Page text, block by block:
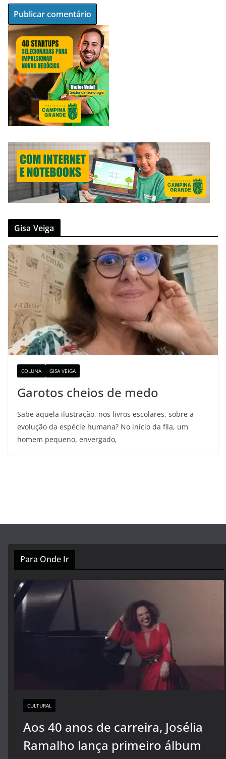
Gisa Veiga
COLUNA GISA VEIGA
Garotos cheios de medo
Sabe aquela ilustração, nos livros escolares, sobre a
evolução da espécie humana? No início da fila, um
homem pequeno, envergado,
Para Onde Ir
CULTURAL
Aos 40 anos de carreira, Josélia
Ramalho lança primeiro álbum